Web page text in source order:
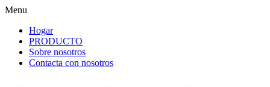
Menu
Hogar
PRODUCTO
Sobre nosotros
Contacta con nosotros